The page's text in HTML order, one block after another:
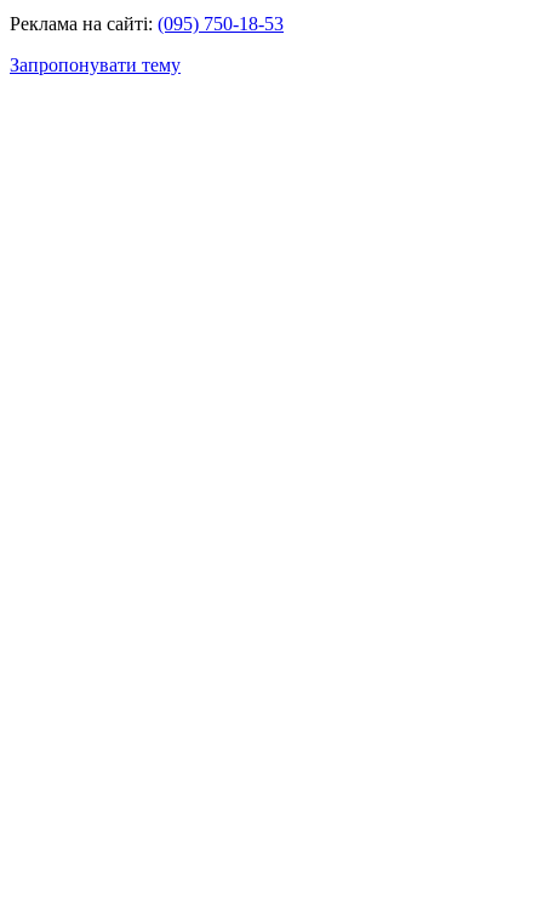
Реклама на сайті: (095) 750-18-53
Запропонувати тему